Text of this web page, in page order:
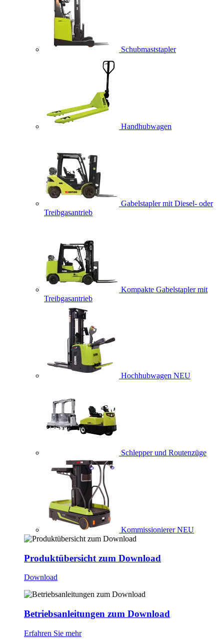
Schubmaststapler
Handhubwagen
Gabelstapler mit Diesel- oder
Treibgasantrieb
Kompakte Gabelstapler mit
Treibgasantrieb
Hochhubwagen NEU
Schlepper und Routenzüge
Kommissionierer NEU
Produktübersicht zum Download
Download
Betriebsanleitungen zum Download
Erfahren Sie mehr